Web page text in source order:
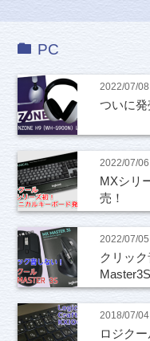
PC
2022/07/08
ついに
2022/07/06
MXシリ
売！
2022/07/05
クリッ
Master3S
2018/07/04
ロジク